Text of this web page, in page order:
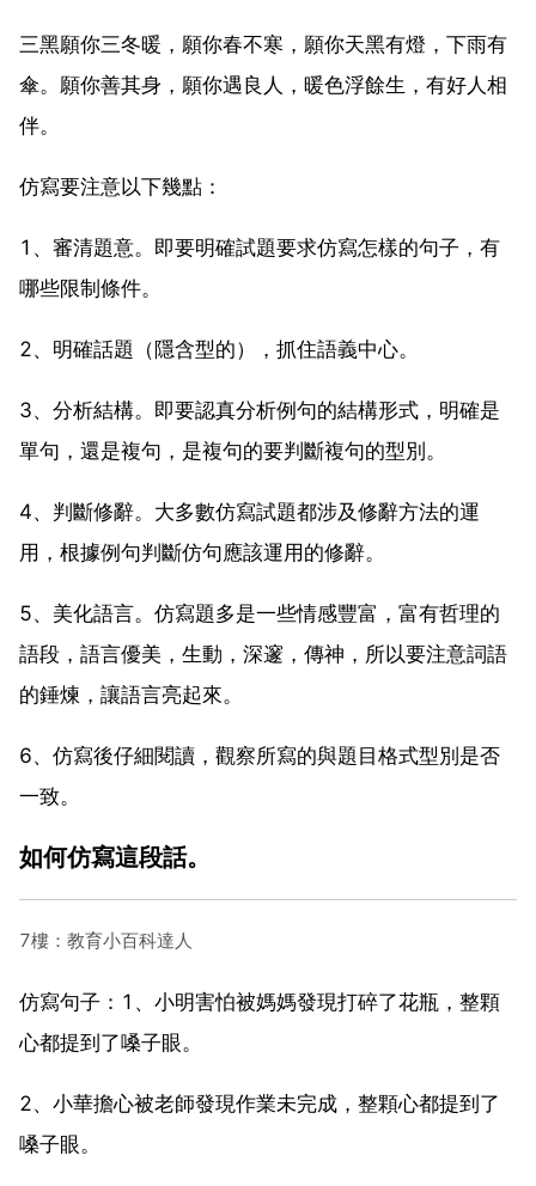
三黑願你三冬暖，願你春不寒，願你天黑有燈，下雨有
傘。願你善其身，願你遇良人，暖色浮餘生，有好人相
伴。
仿寫要注意以下幾點：
1、審清題意。即要明確試題要求仿寫怎樣的句子，有
哪些限制條件。
2、明確話題（隱含型的），抓住語義中心。
3、分析結構。即要認真分析例句的結構形式，明確是
單句，還是複句，是複句的要判斷複句的型別。
4、判斷修辭。大多數仿寫試題都涉及修辭方法的運
用，根據例句判斷仿句應該運用的修辭。
5、美化語言。仿寫題多是一些情感豐富，富有哲理的
語段，語言優美，生動，深邃，傳神，所以要注意詞語
的錘煉，讓語言亮起來。
6、仿寫後仔細閱讀，觀察所寫的與題目格式型別是否
一致。
如何仿寫這段話。
7樓：教育小百科達人
仿寫句子：1、小明害怕被媽媽發現打碎了花瓶，整顆
心都提到了嗓子眼。
2、小華擔心被老師發現作業未完成，整顆心都提到了
嗓子眼。